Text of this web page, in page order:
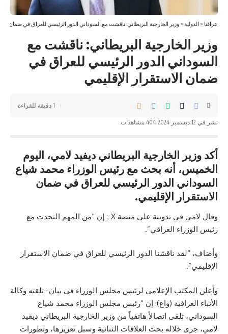
عراقنا > الدولية > وزير الخارجية البريطاني: ناقشت مع السوداني الدور الرئيسي للعراق في ضمان
وزير الخارجية البريطاني: ناقشت مع
السوداني الدور الرئيسي للعراق في
ضمان الاستقرار الإقليمي
نشر في 12 ديسمبر 2024 404 مشاهدات
1 دقيقة للقراءة
أكد وزير الخارجية البريطاني ديفيد لامي، اليوم
الخميس، أنه بحث مع رئيس الوزراء محمد شياع
السوداني الدور الرئيسي للعراق في ضمان
الاستقرار الإقليمي.
وقال لامي في تدوينة على منصة X-: إن “من المهم التحدث مع
رئيس الوزراء العراقي”.
وأضاف، “لقد ناقشنا الدور الرئيسي للعراق في ضمان الاستقرار
الإقليمي”.
وأعلن المكتب الإعلامي لرئيس مجلس الوزراء في بيان- تلقته وكالة
الأنباء العراقية (واع): إن “رئيس مجلس الوزراء محمد شياع
السوداني، تلقى اتصالاً هاتفياً من وزير الخارجية البريطاني ديفيد
لامي، جرى خلاله بحث العلاقات الثنائية وسبل تعزيزها، وتطورات